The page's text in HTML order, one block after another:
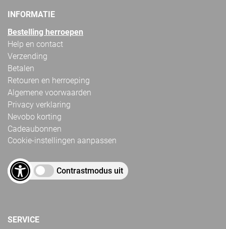
INFORMATIE
Bestelling herroepen
Help en contact
Verzending
Betalen
Retouren en herroeping
Algemene voorwaarden
Privacy verklaring
Nevobo korting
Cadeaubonnen
Cookie-instellingen aanpassen
Contrastmodus uit
SERVICE